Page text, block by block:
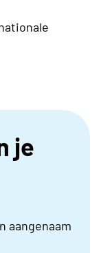
je
aangenaam